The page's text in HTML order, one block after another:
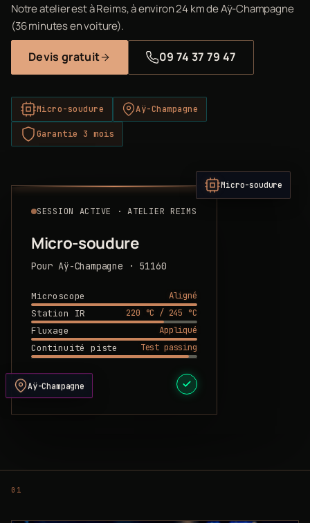
Notre atelier est à Reims, à environ 24 km de Aÿ-Champagne
(36 minutes en voiture).
Devis gratuit 09 74 37 79 47
Micro-soudure Aÿ-Champagne
Garantie 3 mois
SESSION ACTIVE · ATELIER REIMS
Micro-soudure
Pour Aÿ-Champagne · 51160
Microscope
Aligné
Station IR
220 °C / 245 °C
Fluxage
Appliqué
Continuité piste
Test passing
DEVIS PRÊT
Micro-soudure
Aÿ-Champagne